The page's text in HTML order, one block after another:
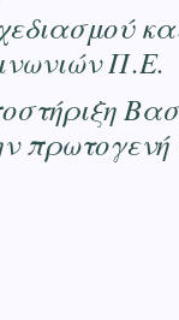
Π.Ε.